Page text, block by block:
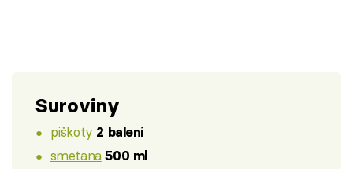
Suroviny
piškoty 2 balení
smetana 500 ml